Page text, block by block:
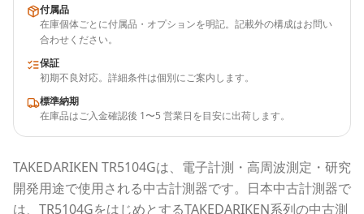
付属品
在庫個体ごとに付属品・オプションを明記。記載外の構成はお問い
合わせください。
保証
初期不良対応。詳細条件は個別にご案内します。
標準納期
在庫品はご入金確認後 1〜5 営業日を目安に出荷します。
TAKEDARIKEN TR5104Gは、電子計測・高周波測定・研究
開発用途で使用される中古計測器です。 日本中古計測器で
は、 TR5104GをはじめとするTAKEDARIKEN系列の中古測